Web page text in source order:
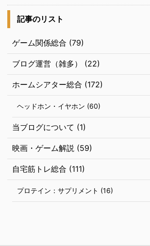
記事のリスト
ゲーム関係総合 (79)
ブログ運営（雑多） (22)
ホームシアター総合 (172)
ヘッドホン・イヤホン (60)
当ブログについて (1)
映画・ゲーム解説 (59)
自宅筋トレ総合 (111)
プロテイン：サプリメント (16)